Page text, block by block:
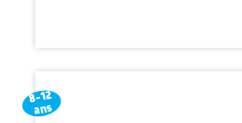
8-12
ans